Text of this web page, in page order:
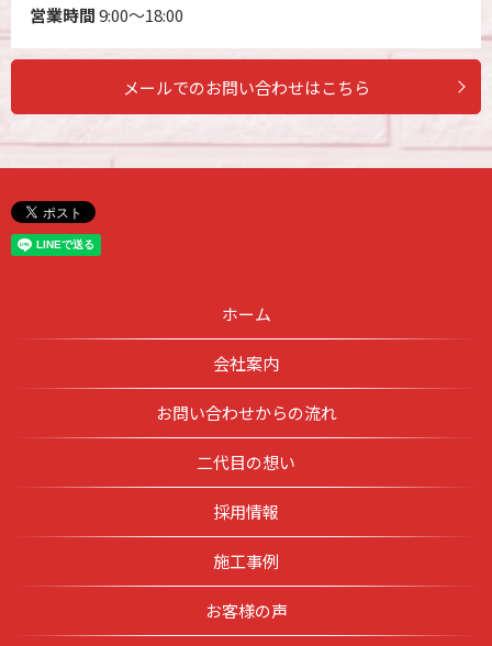
営業時間9:00～18:00
メールでのお問い合わせはこちら
ホーム
会社案内
お問い合わせからの流れ
二代目の想い
採用情報
施工事例
お客様の声